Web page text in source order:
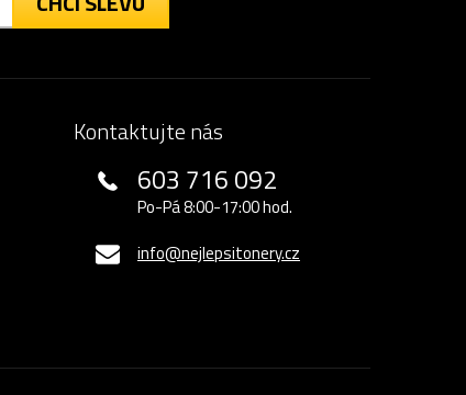
Kontaktujte nás
603 716 092
Po-Pá 8:00-17:00 hod.
info@nejlepsitonery.cz